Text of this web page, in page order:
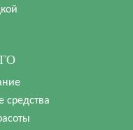
средства